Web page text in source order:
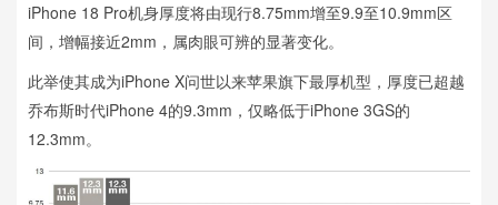
iPhone 18 Pro机身厚度将由现行8.75mm增至9.9至10.9mm区
间，增幅接近2mm，属肉眼可辨的显著变化。
此举使其成为iPhone X问世以来苹果旗下最厚机型，厚度已超越
乔布斯时代iPhone 4的9.3mm，仅略低于iPhone 3GS的
12.3mm。